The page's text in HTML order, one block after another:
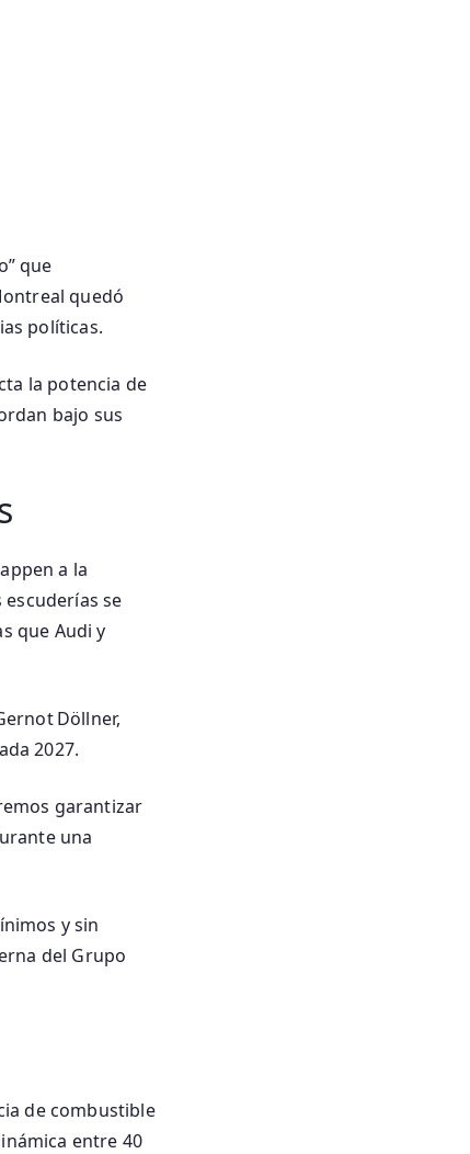
que
quedó
políticas.
la potencia de
bajo sus
a la
se
que Audi y
Döllner,
2027.
garantizar
una
y sin
del Grupo
de combustible
entre 40